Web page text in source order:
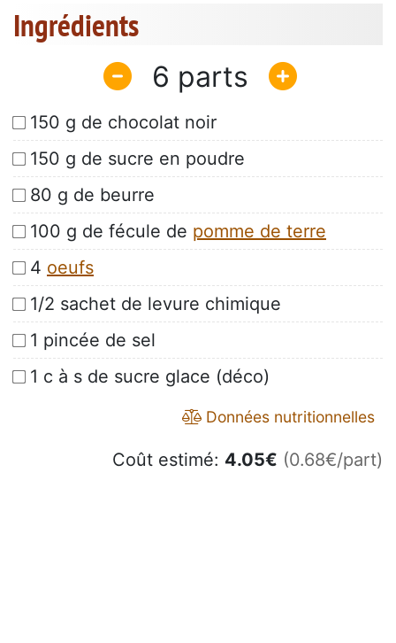
Ingrédients
6
150 g de chocolat noir
150 g de sucre en poudre
80 g de beurre
100 g de fécule de pomme de terre
4 oeufs
1/2 sachet de levure chimique
1 pincée de sel
1 c à s de sucre glace (déco)
Données nutritionnelles
Coût estimé: 4.05€ (0.68€/part)